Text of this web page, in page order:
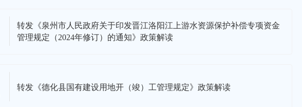
转发《泉州市人民政府关于印发晋江洛阳江上游水资源保护补偿专项资金
管理规定（2024年修订）的通知》政策解读
转发《德化县国有建设用地开（竣）工管理规定》政策解读